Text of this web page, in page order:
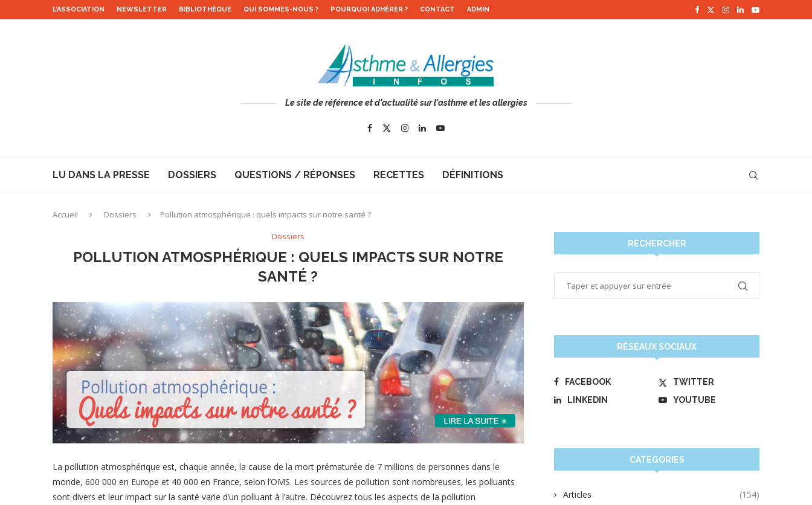
L’ASSOCIATION NEWSLETTER BIBLIOTHÈQUE QUI SOMMES-NOUS ? POURQUOI ADHÉRER ? CONTACT ADMIN
Le site de référence et d'actualité sur l'asthme et les allergies
LU DANS LA PRESSE DOSSIERS QUESTIONS / RÉPONSES RECETTES DÉFINITIONS
Accueil Dossiers
Pollution atmosphérique : quels impacts sur notre santé ?
Dossiers
POLLUTION ATMOSPHÉRIQUE : QUELS IMPACTS SUR NOTRE
SANTÉ ?
La pollution atmosphérique est, chaque année, la cause de la mort prématurée de 7 millions de personnes dans le
monde, 600 000 en Europe et 40 000 en France, selon l’OMS. Les sources de pollution sont nombreuses, les polluants
sont divers et leur impact sur la santé varie d’un polluant à l’autre. Découvrez tous les aspects de la pollution
RECHERCHER
RÉSEAUX SOCIAUX
FACEBOOK
TWITTER
LINKEDIN
YOUTUBE
CATÉGORIES
Articles (154)